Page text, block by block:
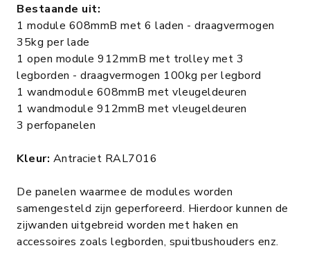
Bestaande uit:
1 module 608mmB met 6 laden - draagvermogen
35kg per lade
1 open module 912mmB met trolley met 3
legborden - draagvermogen 100kg per legbord
1 wandmodule 608mmB met vleugeldeuren
1 wandmodule 912mmB met vleugeldeuren
3 perfopanelen
Kleur: Antraciet RAL7016
De panelen waarmee de modules worden
samengesteld zijn geperforeerd. Hierdoor kunnen de
zijwanden uitgebreid worden met haken en
accessoires zoals legborden, spuitbushouders enz.